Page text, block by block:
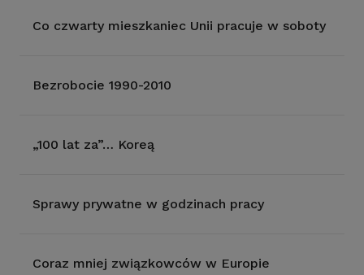
Co czwarty mieszkaniec Unii pracuje w soboty
Bezrobocie 1990-2010
„100 lat za”… Koreą
Sprawy prywatne w godzinach pracy
Coraz mniej związkowców w Europie